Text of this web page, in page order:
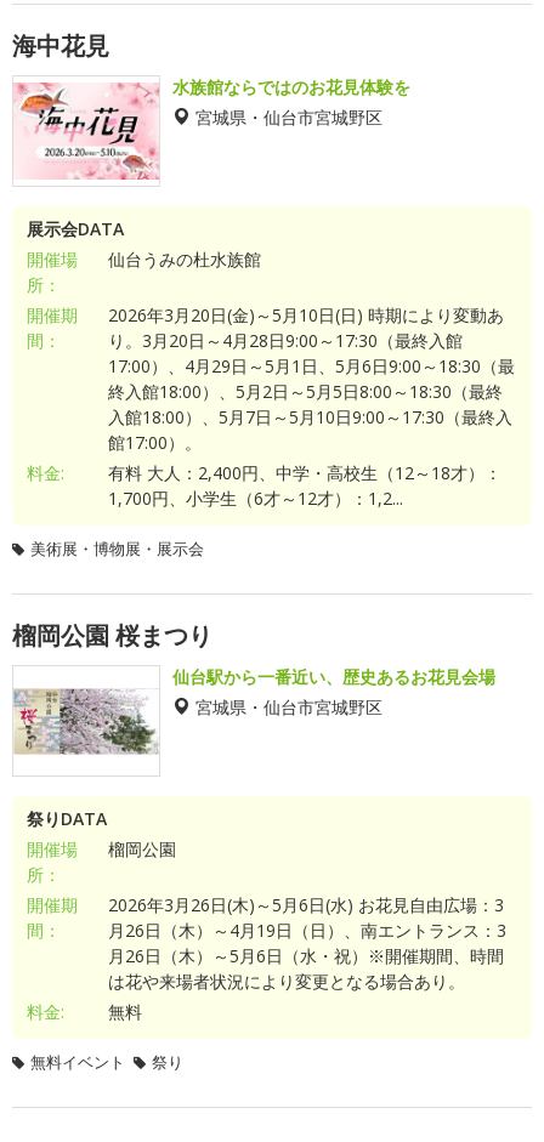
海中花見
水族館ならではのお花見体験を
宮城県・仙台市宮城野区
展示会DATA
開催場
所：
仙台うみの杜水族館
開催期
間：
2026年3月20日(金)～5月10日(日) 時期により変動あ
り。3月20日～4月28日9:00～17:30（最終入館
17:00）、4月29日～5月1日、5月6日9:00～18:30（最
終入館18:00）、5月2日～5月5日8:00～18:30（最終
入館18:00）、5月7日～5月10日9:00～17:30（最終入
館17:00）。
料金:
有料 大人：2,400円、中学・高校生（12～18才）：
1,700円、小学生（6才～12才）：1,2...
美術展・博物展・展示会
榴岡公園 桜まつり
仙台駅から一番近い、歴史あるお花見会場
宮城県・仙台市宮城野区
祭りDATA
開催場
所：
榴岡公園
開催期
間：
2026年3月26日(木)～5月6日(水) お花見自由広場：3
月26日（木）～4月19日（日）、南エントランス：3
月26日（木）～5月6日（水・祝）※開催期間、時間
は花や来場者状況により変更となる場合あり。
料金:
無料
無料イベント 祭り